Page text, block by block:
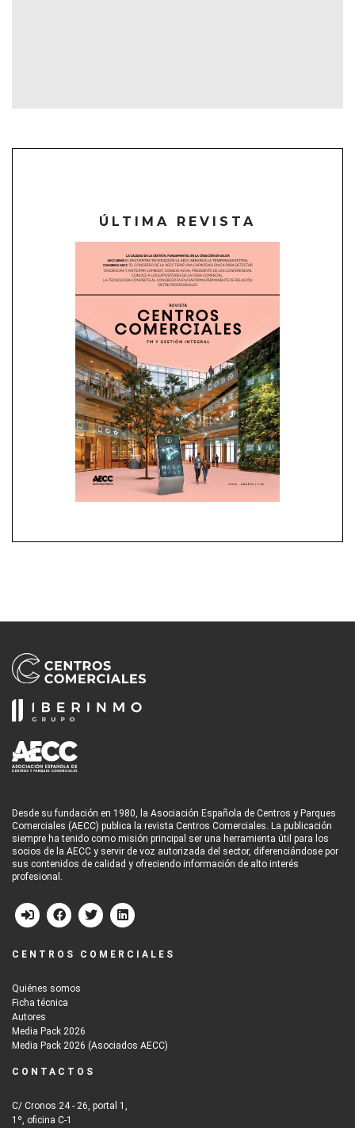
ÚLTIMA REVISTA
Desde su fundación en 1980, la Asociación Española de Centros y Parques
Comerciales (AECC) publica la revista Centros Comerciales. La publicación
siempre ha tenido como misión principal ser una herramienta útil para los
socios de la AECC y servir de voz autorizada del sector, diferenciándose por
sus contenidos de calidad y ofreciendo información de alto interés
profesional.
CENTROS COMERCIALES
Quiénes somos
Ficha técnica
Autores
Media Pack 2026
Media Pack 2026 (Asociados AECC)
CONTACTOS
C/ Cronos 24 - 26, portal 1,
1º, oficina C-1